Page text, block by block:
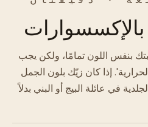
بالإكسسوارات
بنفس اللون تمامًا، ولكن يجب
إذا كان زيّك بلون الجمل
في عائلة البيج أو البني بدلاً